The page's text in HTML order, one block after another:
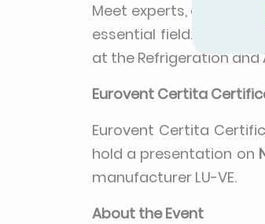
Meet experts, explore
essential field.
at the Refrigeration and
Eurovent Certita
Eurovent Certita
hold a presentation on
manufacturer LU-VE.
About the Event